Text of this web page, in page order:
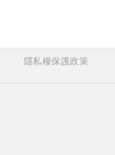
隱私權保護政策